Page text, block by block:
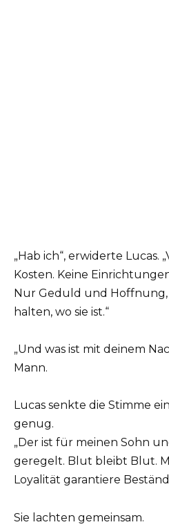
„Hab ich“, erwiderte Lucas.
Kosten. Keine
Nur Geduld und Hoffnung,
halten, wo sie ist.“
„Und was ist mit deinem
Mann.
Lucas senkte die Stimme
genug.
„Der ist für meinen Sohn
geregelt. Blut bleibt Blut.
Loyalität garantiere
Sie lachten gemeinsam.